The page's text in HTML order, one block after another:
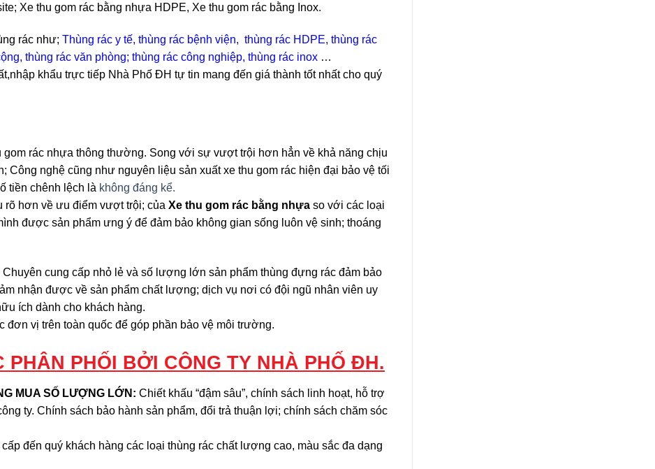
Xe thu gom rác bằng nhựa HDPE, Xe thu gom rác bằng Inox.
rác như; Thùng rác y tế, thùng rác bệnh viện, thùng rác HDPE, thùng rác
, thùng rác văn phòng; thùng rác công nghiệp, thùng rác inox …
khẩu trực tiếp Nhà Phố ĐH tự tin mang đến giá thành tốt nhất cho quý
rác nhựa thông thường. Song với sự vượt trội hơn hẳn về khả năng chịu
Công nghệ cũng như nguyên liệu sản xuất xe thu gom rác hiện đại bảo vệ tối
tiền chênh lệch là không đáng kể.
rõ hơn về ưu điểm vượt trội; của Xe thu gom rác bằng nhựa so với các loại
được sản phẩm ưng ý để đảm bảo không gian sống luôn vệ sinh; thoáng
cung cấp nhỏ lẻ và số lượng lớn sản phẩm thùng đựng rác đảm bảo
nhận được về sản phẩm chất lượng; dịch vụ nơi có đội ngũ nhân viên uy
ích dành cho khách hàng.
vị trên toàn quốc để góp phần bảo vệ môi trường.
PHỐI BỞI CÔNG TY NHÀ PHỐ ĐH.
MUA SỐ LƯỢNG LỚN: Chiết khấu “đậm sâu”, chính sách linh hoạt, hỗ trợ
ty. Chính sách bảo hành sản phẩm, đổi trả thuận lợi; chính sách chăm sóc
đến quý khách hàng các loại thùng rác chất lượng cao, màu sắc đa dạng